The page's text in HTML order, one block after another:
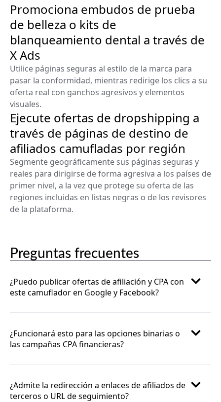
Promociona embudos de prueba
de belleza o kits de
blanqueamiento dental a través de
X Ads
Utilice páginas seguras al estilo de la marca para
pasar la conformidad, mientras redirige los clics a su
oferta real con ganchos agresivos y elementos
visuales.
Ejecute ofertas de dropshipping a
través de páginas de destino de
afiliados camufladas por región
Segmente geográficamente sus páginas seguras y
reales para dirigirse de forma agresiva a los países de
primer nivel, a la vez que protege su oferta de las
regiones incluidas en listas negras o de los revisores
de la plataforma.
Preguntas frecuentes
¿Puedo publicar ofertas de afiliación y CPA con
este camuflador en Google y Facebook?
¿Funcionará esto para las opciones binarias o
las campañas CPA financieras?
¿Admite la redirección a enlaces de afiliados de
terceros o URL de seguimiento?